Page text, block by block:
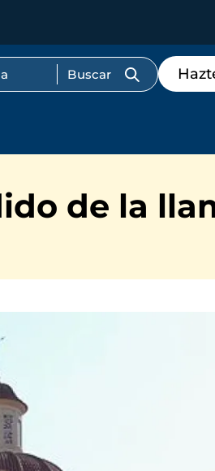
Menú
de
de la